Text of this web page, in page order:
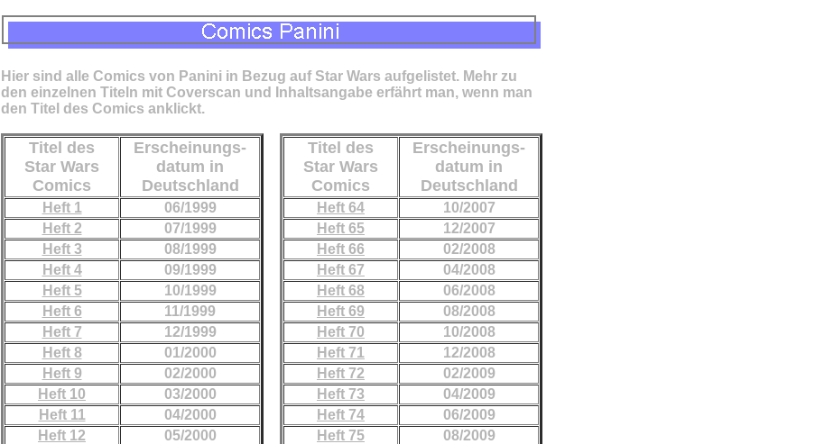
Hier sind alle Comics von Panini in Bezug auf Star Wars aufgelistet. Mehr zu
den einzelnen Titeln mit Coverscan und Inhaltsangabe erfährt man, wenn man
den Titel des Comics anklickt.
Titel des
Star Wars
Comics
Erscheinungs-
datum in
Deutschland
Heft 1
06/1999
Heft 2
07/1999
Heft 3
08/1999
Heft 4
09/1999
Heft 5
10/1999
Heft 6
11/1999
Heft 7
12/1999
Heft 8
01/2000
Heft 9
02/2000
Heft 10
03/2000
Heft 11
04/2000
Heft 12
05/2000
Titel des
Star Wars
Comics
Erscheinungs-
datum in
Deutschland
Heft 64
10/2007
Heft 65
12/2007
Heft 66
02/2008
Heft 67
04/2008
Heft 68
06/2008
Heft 69
08/2008
Heft 70
10/2008
Heft 71
12/2008
Heft 72
02/2009
Heft 73
04/2009
Heft 74
06/2009
Heft 75
08/2009